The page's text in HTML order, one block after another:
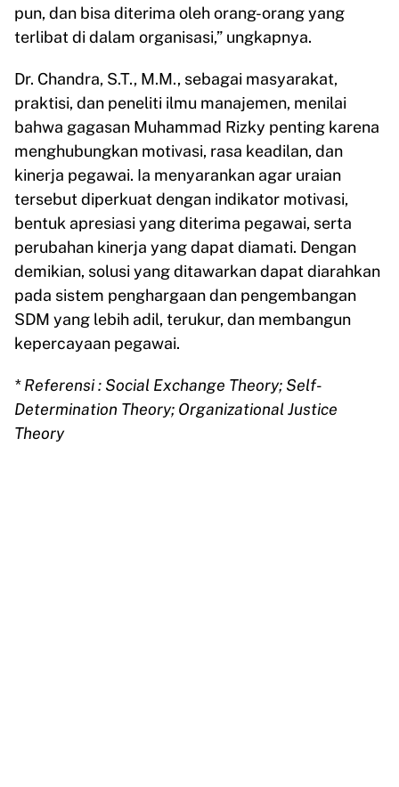
pun, dan bisa diterima oleh orang-orang yang
terlibat di dalam organisasi,” ungkapnya.
Dr. Chandra, S.T., M.M., sebagai masyarakat,
praktisi, dan peneliti ilmu manajemen, menilai
bahwa gagasan Muhammad Rizky penting karena
menghubungkan motivasi, rasa keadilan, dan
kinerja pegawai. Ia menyarankan agar uraian
tersebut diperkuat dengan indikator motivasi,
bentuk apresiasi yang diterima pegawai, serta
perubahan kinerja yang dapat diamati. Dengan
demikian, solusi yang ditawarkan dapat diarahkan
pada sistem penghargaan dan pengembangan
SDM yang lebih adil, terukur, dan membangun
kepercayaan pegawai.
* Referensi : Social Exchange Theory; Self-
Determination Theory; Organizational Justice
Theory